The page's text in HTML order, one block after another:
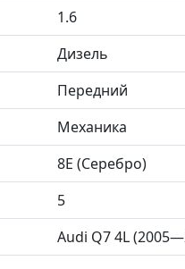
1.6
Дизель
Передний
Механика
8E (Серебро)
5
Audi Q7 4L